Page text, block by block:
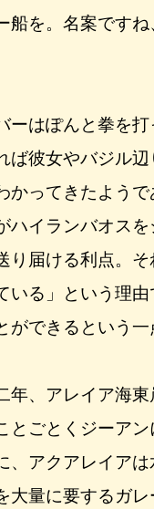
船を。名案です
ーはぽんと拳を打
ば彼女やバジル
かってきたようで
ハイランバオスを
り届ける利点。
いる」という理
ができるという
年、アレイア海東
とごとくジーア
、アクアレイア
大量に要するガ